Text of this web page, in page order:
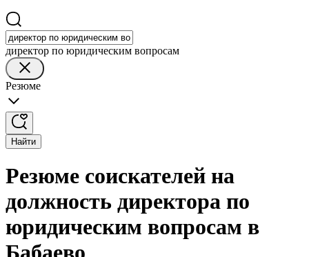
директор по юридическим вопросам
Резюме
Найти
Резюме соискателей на
должность директора по
юридическим вопросам в